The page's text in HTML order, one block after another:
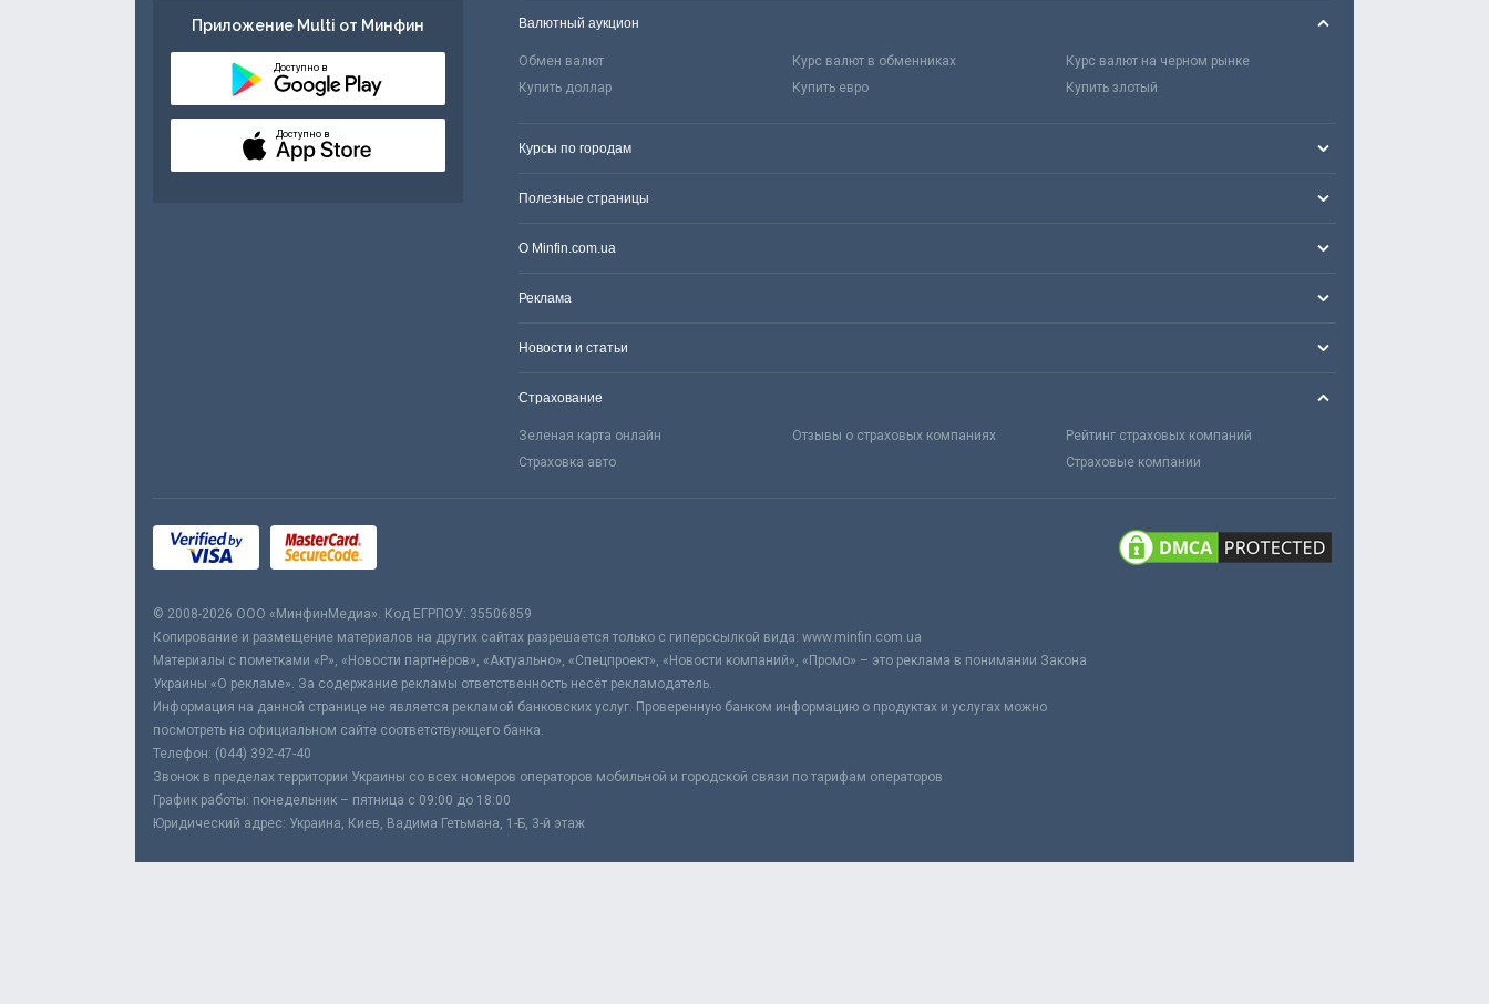
Приложение Multi от Минфин
Доступно в
Доступно в
Валютный аукцион
Обмен валют Курс валют в обменниках
Курс валют на черном рынке
Купить доллар
Купить евро Купить злотый
Курсы по городам
Полезные страницы
О Minfin.com.ua
Реклама
Новости и статьи
Страхование
Зеленая карта онлайн Отзывы о страховых компаниях
Рейтинг страховых компаний
Страховка авто
Страховые компании
© 2008-2026 ООО «МинфинМедиа». Код ЕГРПОУ: 35506859
Копирование и размещение материалов на других сайтах разрешается только с гиперссылкой вида: www.minfin.com.ua
Материалы с пометками «Р», «Новости партнёров», «Актуально», «Спецпроект», «Новости компаний», «Промо» – это реклама в понимании Закона
Украины «О рекламе». За содержание рекламы ответственность несёт рекламодатель.
Информация на данной странице не является рекламой банковских услуг. Проверенную банком информацию о продуктах и услугах можно
посмотреть на официальном сайте соответствующего банка.
Телефон: (044) 392-47-40
Звонок в пределах территории Украины со всех номеров операторов мобильной и городской связи по тарифам операторов
График работы: понедельник – пятница с 09:00 до 18:00
Юридический адрес: Украина, Киев, Вадима Гетьмана, 1-Б, 3-й этаж